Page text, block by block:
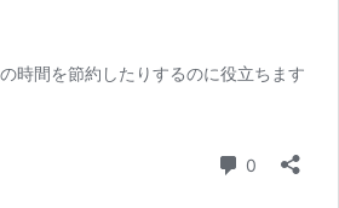
時間を節約したりするのに役立ちます
0 コメント